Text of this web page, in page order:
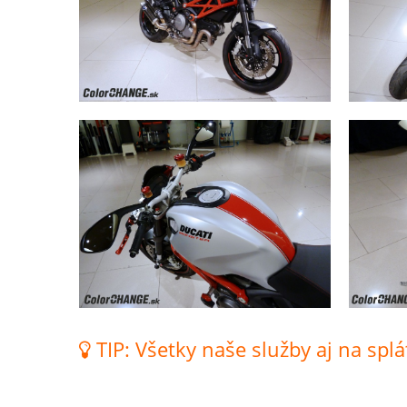
TIP: Všetky naše služby aj na